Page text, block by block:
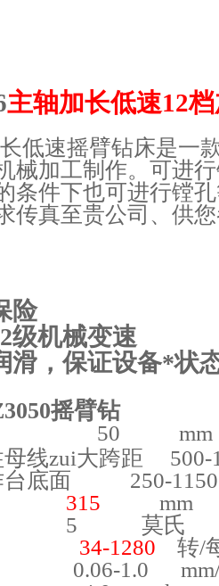
主轴加长低速12
低速摇臂钻床是一
械加工制作。可进
条件下也可进行镗
传真至贵公司、供
险
级机械变速
滑，保证设备*状
摇臂钻
直径 50 mm
母线zui大跨距
作台底面 250-
315 mm
5 莫氏
34-1280 转/
级 0.06-1.0